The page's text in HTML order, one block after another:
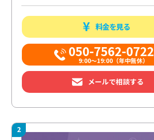
料金を見る
050-7562-0722
9:00～19:00（年中無休）
メールで相談する
2